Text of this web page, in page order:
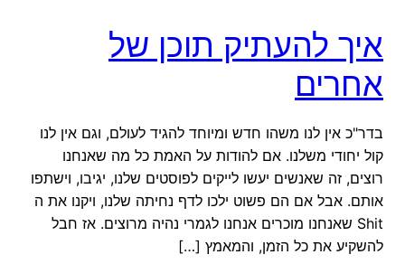
איך להעתיק תוכן של
אחרים
בדר"כ אין לנו משהו חדש ומיוחד להגיד לעולם, וגם אין לנו
קול יחודי משלנו. אם להודות על האמת כל מה שאנחנו
רוצים, זה שאנשים יעשו לייקים לפוסטים שלנו, יגיבו, וישתפו
אותם. אבל אם הם פשוט ילכו לדף נחיתה שלנו, ויקנו את ה
Shit שאנחנו מוכרים אנחנו לגמרי נהיה מרוצים. אז חבל
להשקיע את כל הזמן, והמאמץ […]